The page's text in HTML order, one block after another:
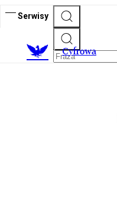
Serwisy
Cyfrowa